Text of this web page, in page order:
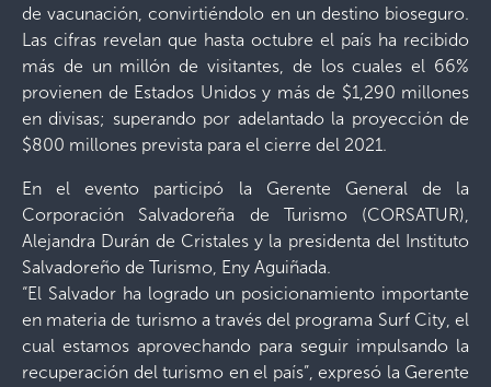
de vacunación, convirtiéndolo en un destino bioseguro.
Las cifras revelan que hasta octubre el país ha recibido
más de un millón de visitantes, de los cuales el 66%
provienen de Estados Unidos y más de $1,290 millones
en divisas; superando por adelantado la proyección de
$800 millones prevista para el cierre del 2021.
En el evento participó la Gerente General de la
Corporación Salvadoreña de Turismo (CORSATUR),
Alejandra Durán de Cristales y la presidenta del Instituto
Salvadoreño de Turismo, Eny Aguiñada.
“El Salvador ha logrado un posicionamiento importante
en materia de turismo a través del programa Surf City, el
cual estamos aprovechando para seguir impulsando la
recuperación del turismo en el país”, expresó la Gerente